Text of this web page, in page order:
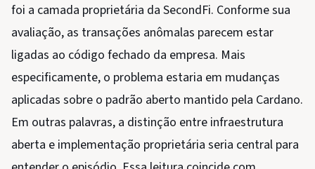
foi a camada proprietária da SecondFi. Conforme sua
avaliação, as transações anômalas parecem estar
ligadas ao código fechado da empresa. Mais
especificamente, o problema estaria em mudanças
aplicadas sobre o padrão aberto mantido pela Cardano.
Em outras palavras, a distinção entre infraestrutura
aberta e implementação proprietária seria central para